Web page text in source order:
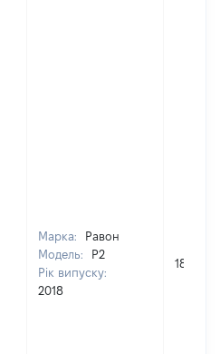
Марка:
Равон
Модель:
Р2
Рік випуску:
2018
180000